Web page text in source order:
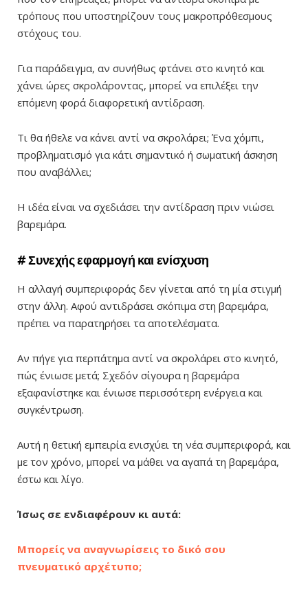
τρόπους που υποστηρίζουν τους μακροπρόθεσμους
στόχους του.
Για παράδειγμα, αν συνήθως φτάνει στο κινητό και
χάνει ώρες σκρολάροντας, μπορεί να επιλέξει την
επόμενη φορά διαφορετική αντίδραση.
Τι θα ήθελε να κάνει αντί να σκρολάρει; Ένα χόμπι,
προβληματισμό για κάτι σημαντικό ή σωματική άσκηση
που αναβάλλει;
Η ιδέα είναι να σχεδιάσει την αντίδραση πριν νιώσει
βαρεμάρα.
# Συνεχής εφαρμογή και ενίσχυση
Η αλλαγή συμπεριφοράς δεν γίνεται από τη μία στιγμή
στην άλλη. Αφού αντιδράσει σκόπιμα στη βαρεμάρα,
πρέπει να παρατηρήσει τα αποτελέσματα.
Αν πήγε για περπάτημα αντί να σκρολάρει στο κινητό,
πώς ένιωσε μετά; Σχεδόν σίγουρα η βαρεμάρα
εξαφανίστηκε και ένιωσε περισσότερη ενέργεια και
συγκέντρωση.
Αυτή η θετική εμπειρία ενισχύει τη νέα συμπεριφορά, και
με τον χρόνο, μπορεί να μάθει να αγαπά τη βαρεμάρα,
έστω και λίγο.
Ίσως σε ενδιαφέρουν κι αυτά:
Μπορείς να αναγνωρίσεις το δικό σου
πνευματικό αρχέτυπο;